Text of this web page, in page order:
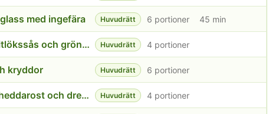
med ingefära Huvudrätt 6 portioner 45 min
Helstekt entrecote med rostad vitlökssås och grönsaker Huvudrätt 4 portioner
kryddor Huvudrätt 6 portioner
Hemlagad cheeseburgare med cheddarost och dressing Huvudrätt 4 portioner